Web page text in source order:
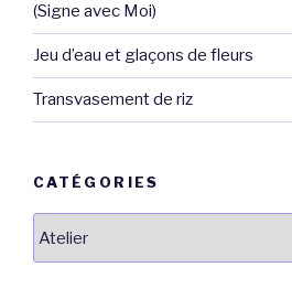
(Signe avec Moi)
Jeu d’eau et glaçons de fleurs
Transvasement de riz
CATÉGORIES